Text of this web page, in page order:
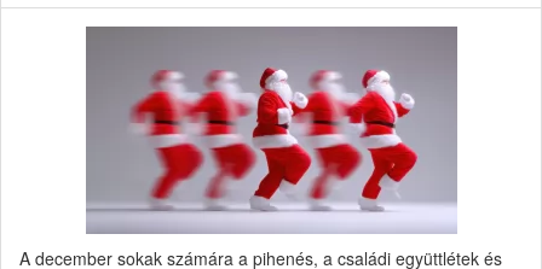
A december sokak számára a pihenés, a családi együttlétek és